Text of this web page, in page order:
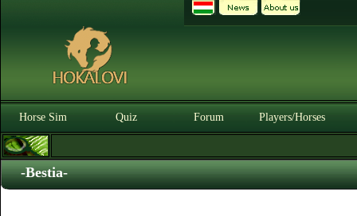
Horse Sim Quiz Forum Players/Horses
-Bestia-